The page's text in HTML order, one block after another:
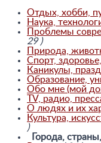
Отдых, хобби,
Наука,
Проблемы
29 )
Природа,
Спорт,
Каникулы,
Образование,
Обо мне (мой
TV, радио,
О людях и их
Культура,
)
Города,